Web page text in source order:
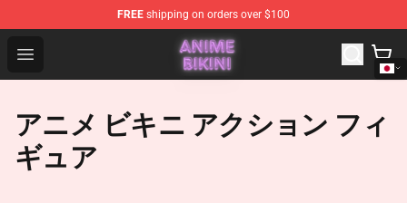
FREE shipping on orders over $100
Open menu
Anime Bikini Shop - The Best Store of Anime Bikini
アニメ ビキニ アクション フィ
ギュア